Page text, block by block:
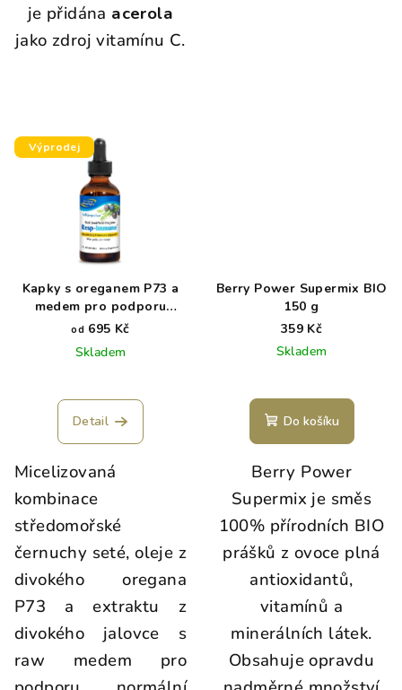
je přidána acerola
jako zdroj vitamínu C.
Výprodej
Kapky s oreganem P73 a
medem pro podporu
dýchacího systému - Resp-
od 695 Kč
Skladem
Detail
Micelizovaná
kombinace
středomořské
černuchy seté, oleje z
divokého oregana
P73 a extraktu z
divokého jalovce s
raw medem pro
Berry Power Supermix BIO
150 g
359 Kč
Skladem
Do košíku
Berry Power
Supermix je směs
100% přírodních BIO
prášků z ovoce plná
antioxidantů,
vitamínů a
minerálních látek.
Obsahuje opravdu